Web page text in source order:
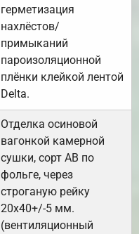
герметизация
нахлёстов/
примыканий
пароизоляционной
плёнки клейкой лентой
Delta.
Отделка осиновой
вагонкой камерной
сушки, сорт АВ по
фольге, через
строганую рейку
20х40+/-5 мм.
(вентиляционный